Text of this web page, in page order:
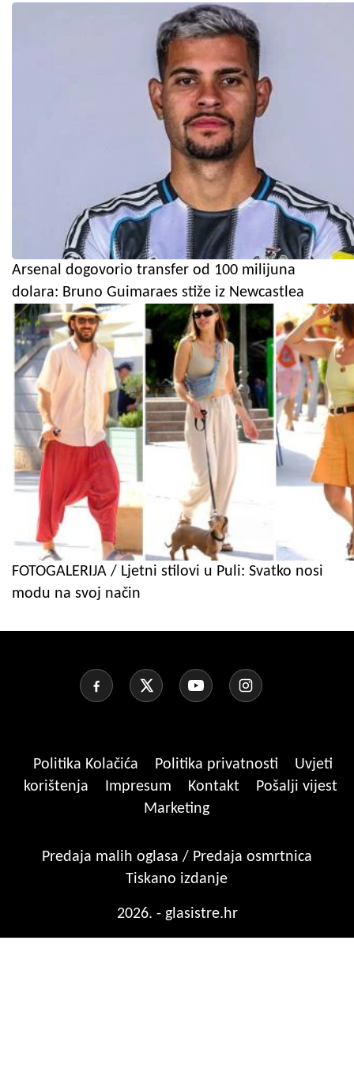
Arsenal dogovorio transfer od 100 milijuna
dolara: Bruno Guimaraes stiže iz Newcastlea
FOTOGALERIJA / Ljetni stilovi u Puli: Svatko nosi
modu na svoj način
Politika Kolačića Politika privatnosti
Uvjeti
korištenja
Impresum Kontakt
Pošalji vijest
Marketing
Predaja malih oglasa / Predaja osmrtnica
Tiskano izdanje
2026. - glasistre.hr